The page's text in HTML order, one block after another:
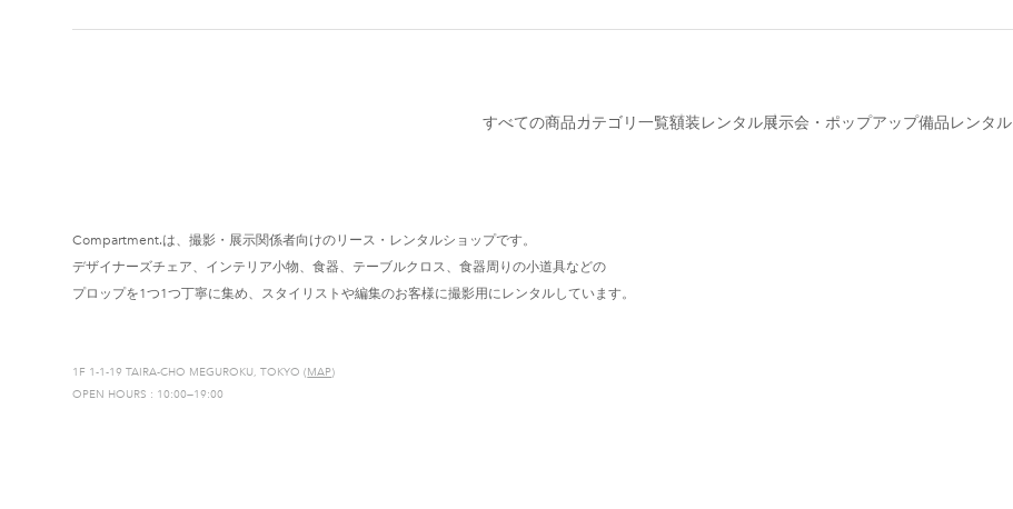
すべての商品カテゴリ一覧額装レンタル展示会・ポップアップ備品レンタル
Compartment.は、撮影・展示関係者向けのリース・レンタルショップです。
デザイナーズチェア、インテリア小物、食器、テーブルクロス、食器周りの小道具などの
プロップを1つ1つ丁寧に集め、スタイリストや編集のお客様に撮影用にレンタルしています。
1F 1-1-19 TAIRA-CHO MEGUROKU, TOKYO (MAP)
OPEN HOURS : 10:00—19:00